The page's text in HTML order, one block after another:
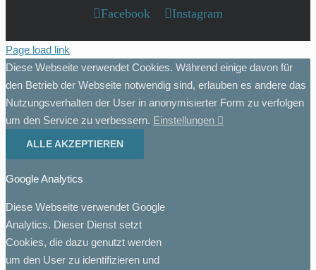
Facebook Instagram
Page load link
Diese Webseite verwendet Cookies. Während einige davon für
den Betrieb der Webseite notwendig sind, erlauben es andere das
Nutzungsverhalten der User in anonymisierter Form zu verfolgen
um den Service zu verbessern. Einstellungen
ALLE AKZEPTIEREN
Google Analytics
Diese Webseite verwendet Google
Analytics. Dieser Dienst setzt
Cookies, die dazu genutzt werden
um den User zu identifizieren und